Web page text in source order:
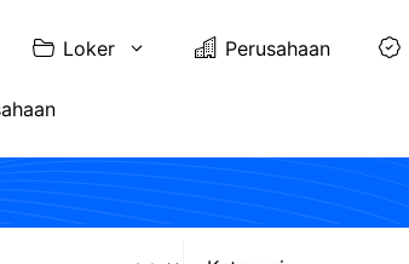
Loker Perusahaan